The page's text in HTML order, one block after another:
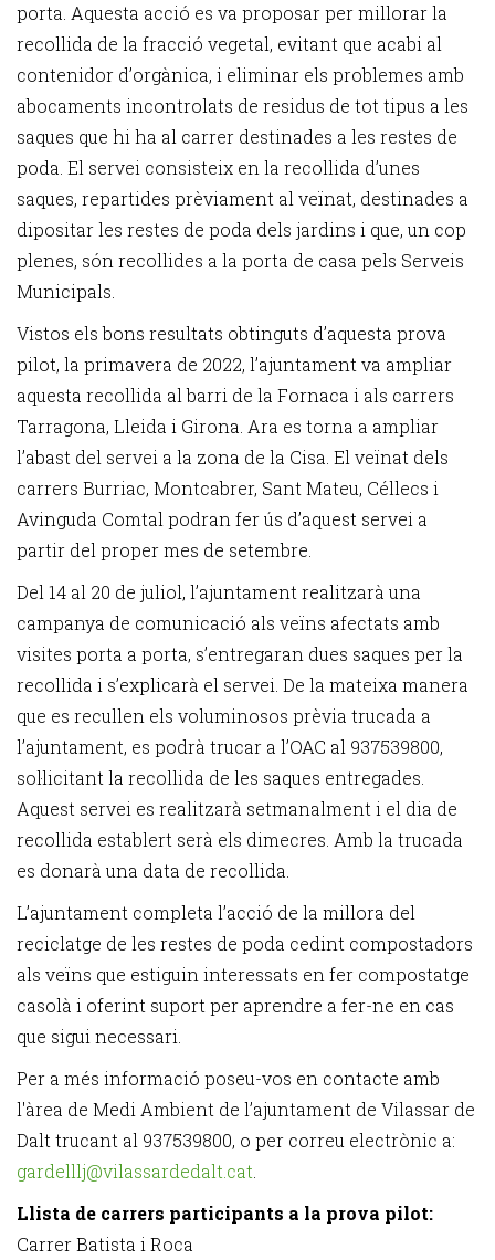
porta. Aquesta acció es va proposar per millorar la
recollida de la fracció vegetal, evitant que acabi al
contenidor d’orgànica, i eliminar els problemes amb
abocaments incontrolats de residus de tot tipus a les
saques que hi ha al carrer destinades a les restes de
poda. El servei consisteix en la recollida d’unes
saques, repartides prèviament al veïnat, destinades a
dipositar les restes de poda dels jardins i que, un cop
plenes, són recollides a la porta de casa pels Serveis
Municipals.
Vistos els bons resultats obtinguts d’aquesta prova
pilot, la primavera de 2022, l’ajuntament va ampliar
aquesta recollida al barri de la Fornaca i als carrers
Tarragona, Lleida i Girona. Ara es torna a ampliar
l’abast del servei a la zona de la Cisa. El veïnat dels
carrers Burriac, Montcabrer, Sant Mateu, Céllecs i
Avinguda Comtal podran fer ús d’aquest servei a
partir del proper mes de setembre.
Del 14 al 20 de juliol, l’ajuntament realitzarà una
campanya de comunicació als veïns afectats amb
visites porta a porta, s’entregaran dues saques per la
recollida i s’explicarà el servei. De la mateixa manera
que es recullen els voluminosos prèvia trucada a
l’ajuntament, es podrà trucar a l’OAC al 937539800,
sol·licitant la recollida de les saques entregades.
Aquest servei es realitzarà setmanalment i el dia de
recollida establert serà els dimecres. Amb la trucada
es donarà una data de recollida.
L’ajuntament completa l’acció de la millora del
reciclatge de les restes de poda cedint compostadors
als veïns que estiguin interessats en fer compostatge
casolà i oferint suport per aprendre a fer-ne en cas
que sigui necessari.
Per a més informació poseu-vos en contacte amb
l'àrea de Medi Ambient de l’ajuntament de Vilassar de
Dalt trucant al 937539800, o per correu electrònic a:
gardelllj@vilassardedalt.cat
Llista de carrers participants a la prova pilot:
Carrer Batista i Roca